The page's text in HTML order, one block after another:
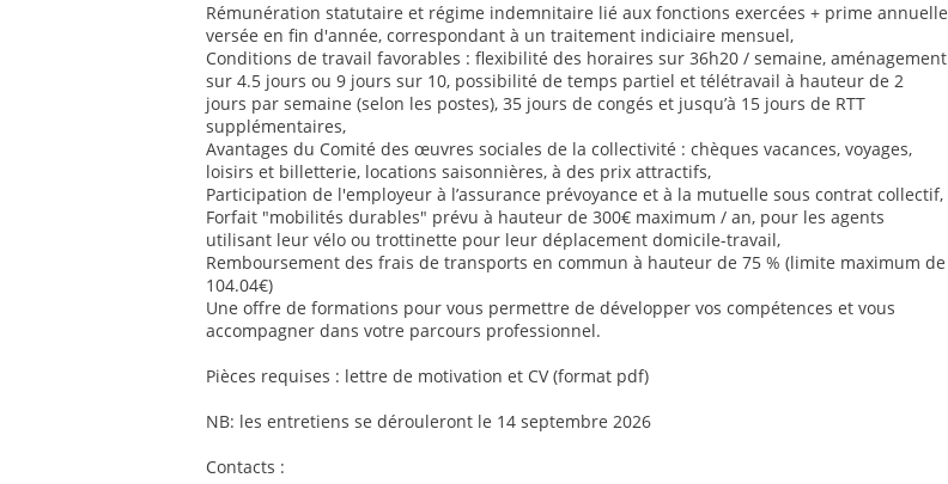
Rémunération statutaire et régime indemnitaire lié aux fonctions exercées + prime annuelle
versée en fin d'année, correspondant à un traitement indiciaire mensuel,
Conditions de travail favorables : flexibilité des horaires sur 36h20 / semaine, aménagement
sur 4.5 jours ou 9 jours sur 10, possibilité de temps partiel et télétravail à hauteur de 2
jours par semaine (selon les postes), 35 jours de congés et jusqu’à 15 jours de RTT
supplémentaires,
Avantages du Comité des œuvres sociales de la collectivité : chèques vacances, voyages,
loisirs et billetterie, locations saisonnières, à des prix attractifs,
Participation de l'employeur à l’assurance prévoyance et à la mutuelle sous contrat collectif,
Forfait "mobilités durables" prévu à hauteur de 300€ maximum / an, pour les agents
utilisant leur vélo ou trottinette pour leur déplacement domicile-travail,
Remboursement des frais de transports en commun à hauteur de 75 % (limite maximum de
104.04€)
Une offre de formations pour vous permettre de développer vos compétences et vous
accompagner dans votre parcours professionnel.
Pièces requises : lettre de motivation et CV (format pdf)
NB: les entretiens se dérouleront le 14 septembre 2026
Contacts :